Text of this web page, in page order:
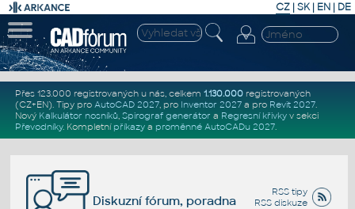
CZ | SK| EN | DE
Přes 123.000 registrovaných u nás, celkem 1.130.000registrovaných
(CZ+EN). Tipy pro AutoCAD 2027, pro Inventor 2027a pro Revit 2027.
Nový Kalkulátor nosníků, Spirograf generátor a Regresní křivkyv sekci
Převodníky. Kompletní příkazya proměnné AutoCADu 2027.
RSS tipy
RSS diskuze
Diskuzní fórum, poradna